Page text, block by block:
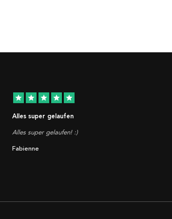
star star star star star
Alles super gelaufen
Alles super gelaufen! :)
Fabienne